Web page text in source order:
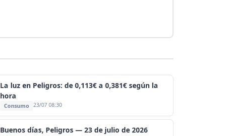
La luz en Peligros: de 0,113€ a 0,381€ según la
hora
Consumo 23/07 08:30
Buenos días, Peligros — 23 de julio de 2026